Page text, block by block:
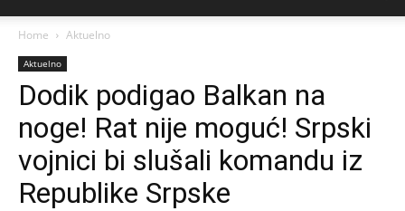
Home Aktuelno
Aktuelno
Dodik podigao Balkan na
noge! Rat nije moguć! Srpski
vojnici bi slušali komandu iz
Republike Srpske